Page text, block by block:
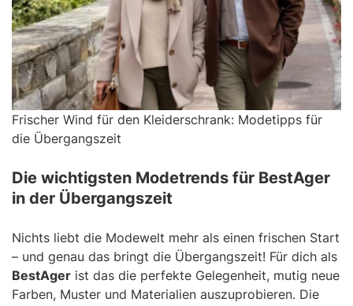
Frischer Wind für den Kleiderschrank: Modetipps für
die Übergangszeit
Die wichtigsten Modetrends für BestAger
in der Übergangszeit
Nichts liebt die Modewelt mehr als einen frischen Start
– und genau das bringt die Übergangszeit! Für dich als
BestAger ist das die perfekte Gelegenheit, mutig neue
Farben, Muster und Materialien auszuprobieren. Die